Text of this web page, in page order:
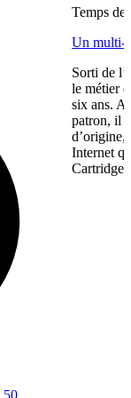
50
Temps de
Un multi-
Sorti de
le métier
six ans.
patron, il
d’origine,
Internet
Cartridge